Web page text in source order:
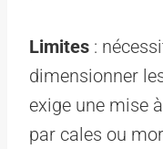
Limites :
dimensionner
exige une mise
par cales ou